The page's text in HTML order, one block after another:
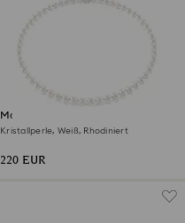
Matrix Halskette
Kristallperle, Weiß, Rhodiniert
220 EUR